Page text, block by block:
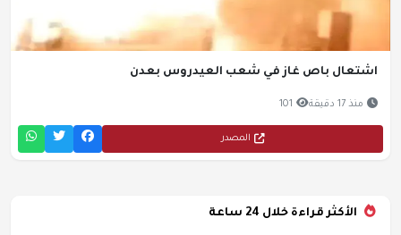
اشتعال باص غاز في شعب العيدروس بعدن
منذ 17 دقيقة 101
المصدر
الأكثر قراءة خلال 24 ساعة